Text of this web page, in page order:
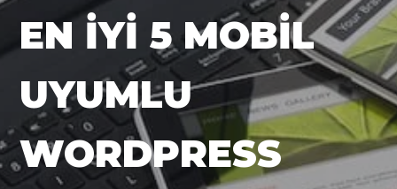
EN İYI 5 MOBIL
UYUMLU
WORDPRESS